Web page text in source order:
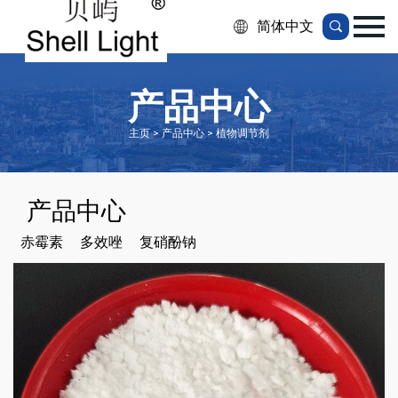
简体中文
产品中心
主页 > 产品中心 > 植物调节剂
产品中心
赤霉素 多效唑 复硝酚钠